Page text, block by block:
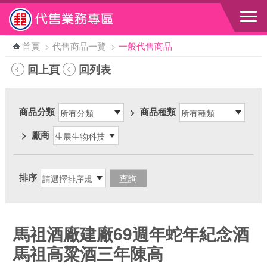
跳到主要內容區塊
首頁 > 代售商品一覽 > 一般代售商品
回上頁 回列表
商品分類 > 商品種類
> 廠商
排序
馬祖酒廠建廠69週年蛇年紀念酒
馬祖高粱酒三年陳高